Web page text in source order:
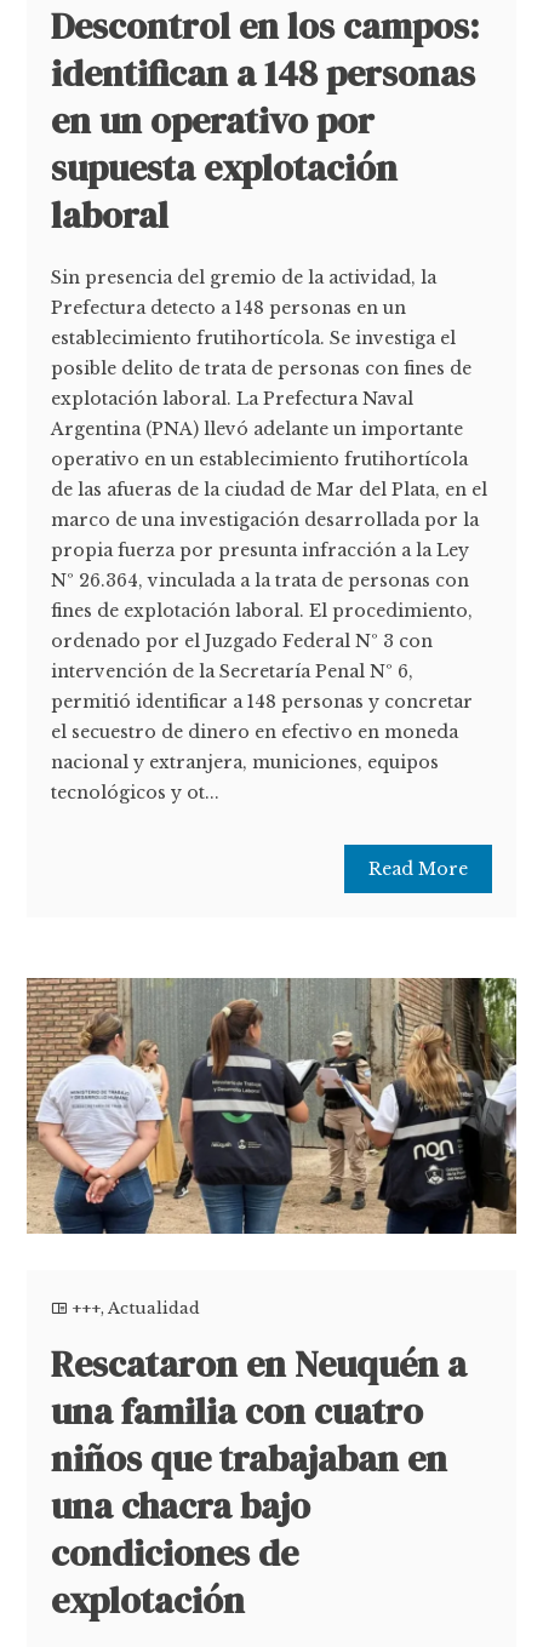
Descontrol en los campos:
identifican a 148 personas
en un operativo por
supuesta explotación
laboral
Sin presencia del gremio de la actividad, la
Prefectura detecto a 148 personas en un
establecimiento frutihortícola. Se investiga el
posible delito de trata de personas con fines de
explotación laboral. La Prefectura Naval
Argentina (PNA) llevó adelante un importante
operativo en un establecimiento frutihortícola
de las afueras de la ciudad de Mar del Plata, en el
marco de una investigación desarrollada por la
propia fuerza por presunta infracción a la Ley
Nº 26.364, vinculada a la trata de personas con
fines de explotación laboral. El procedimiento,
ordenado por el Juzgado Federal Nº 3 con
intervención de la Secretaría Penal Nº 6,
permitió identificar a 148 personas y concretar
el secuestro de dinero en efectivo en moneda
nacional y extranjera, municiones, equipos
tecnológicos y ot...
Read More
+++,Actualidad
Rescataron en Neuquén a
una familia con cuatro
niños que trabajaban en
una chacra bajo
condiciones de
explotación